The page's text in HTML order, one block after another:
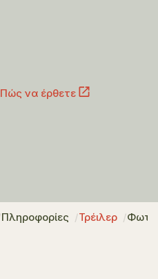
Πώς να έρθετε
Πληροφορίες Τρέιλερ